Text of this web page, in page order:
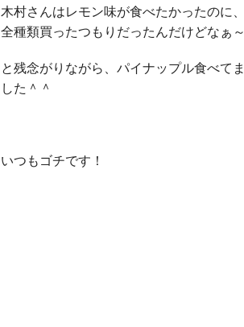
木村さんはレモン味が食べたかったのに、
全種類買ったつもりだったんだけどなぁ～
と残念がりながら、パイナップル食べてま
した＾＾
いつもゴチです！